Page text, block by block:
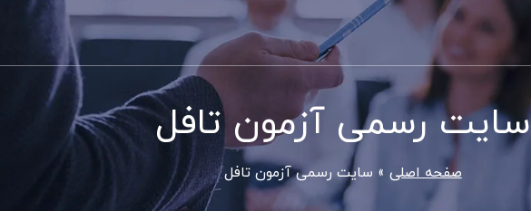
سایت رسمی آزمون تافل
صفحه اصلی سایت رسمی آزمون تافل